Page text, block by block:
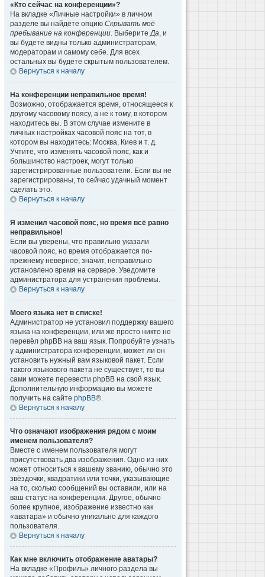
«Кто сейчас на конференции»?
На вкладке «Личные настройки» в личном
разделе вы найдёте опцию Скрывать моё
пребывание на конференции. ВыберитеДа, и
вы будете видны только администраторам,
модераторам и самому себе. Для всех
остальных вы будете скрытым пользователем.
Вернуться к началу
На конференции неправильное время!
Возможно, отображается время, относящееся к
другому часовому поясу, а не к тому, в котором
находитесь вы. В этом случае измените в
личных настройках часовой пояс на тот, в
котором вы находитесь: Москва, Киев и т. д.
Учтите, что изменять часовой пояс, как и
большинство настроек, могут только
зарегистрированные пользователи. Если вы не
зарегистрированы, то сейчас удачный момент
сделать это.
Вернуться к началу
Я изменил часовой пояс, но время всё равно
неправильное!
Если вы уверены, что правильно указали
часовой пояс, но время отображается по-
прежнему неверное, значит, неправильно
установлено время на сервере. Уведомите
администратора для устранения проблемы.
Вернуться к началу
Моего языка нет в списке!
Администратор не установил поддержку вашего
языка на конференции, или же просто никто не
перевёл phpBB на ваш язык. Попробуйте узнать
у администратора конференции, может ли он
установить нужный вам языковой пакет. Если
такого языкового пакета не существует, то вы
сами можете перевести phpBB на свой язык.
Дополнительную информацию вы можете
получить на сайте phpBB®.
Вернуться к началу
Что означают изображения рядом с моим
именем пользователя?
Вместе с именем пользователя могут
присутствовать два изображения. Одно из них
может относиться к вашему званию, обычно это
звёздочки, квадратики или точки, указывающие
на то, сколько сообщений вы оставили, или на
ваш статус на конференции. Другое, обычно
более крупное, изображение известно как
«аватара» и обычно уникально для каждого
пользователя.
Вернуться к началу
Как мне включить отображение аватары?
На вкладке «Профиль» личного раздела вы